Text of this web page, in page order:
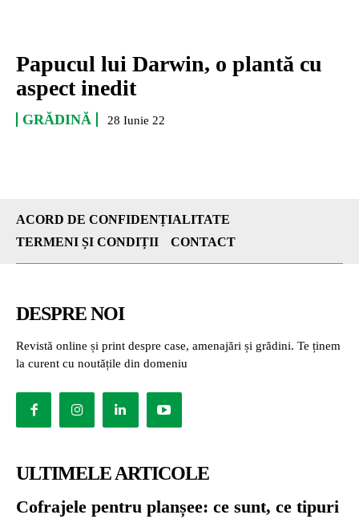
Papucul lui Darwin, o plantă cu
aspect inedit
GRĂDINĂ 28 Iunie 22
ACORD DE CONFIDENȚIALITATE
TERMENI ȘI CONDIȚII
CONTACT
DESPRE NOI
Revistă online și print despre case, amenajări și grădini. Te ținem
la curent cu noutățile din domeniu
ULTIMELE ARTICOLE
Cofrajele pentru planșee: ce sunt, ce tipuri